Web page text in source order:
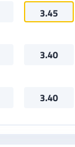
3.45
3.40
3.40